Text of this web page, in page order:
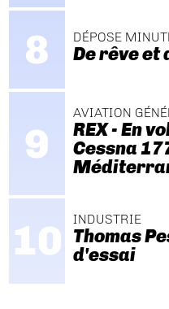
DÉPOSE
De rêve et
AVIATION
REX - En
Cessna
INDUSTRIE
Thomas
d'essai